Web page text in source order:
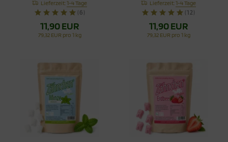
Lieferzeit:1-4 Tage
(6)
11,90 EUR
79,32 EUR pro 1 kg
Lieferzeit:1-4 Tage
(12)
11,90 EUR
79,32 EUR pro 1 kg